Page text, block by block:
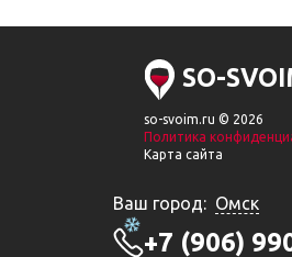
SO-
so-svoim.ru © 2026
Политика
Карта сайта
Ваш город: Омск
+7 (906)